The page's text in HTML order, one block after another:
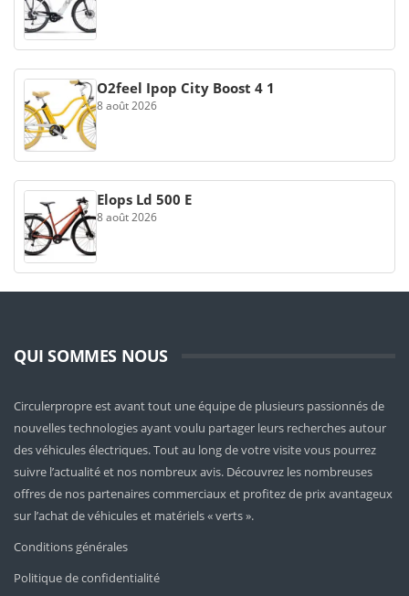
O2feel Ipop City Boost 4 1
8 août 2026
Elops Ld 500 E
8 août 2026
QUI SOMMES NOUS
Circulerpropre est avant tout une équipe de plusieurs passionnés de
nouvelles technologies ayant voulu partager leurs recherches autour
des véhicules électriques. Tout au long de votre visite vous pourrez
suivre l’actualité et nos nombreux avis. Découvrez les nombreuses
offres de nos partenaires commerciaux et profitez de prix avantageux
sur l’achat de véhicules et matériels « verts ».
Conditions générales
Politique de confidentialité